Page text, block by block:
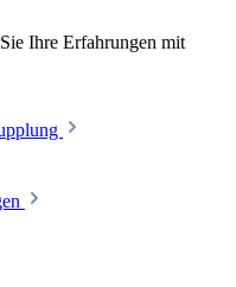
Ihre Erfahrungen mit